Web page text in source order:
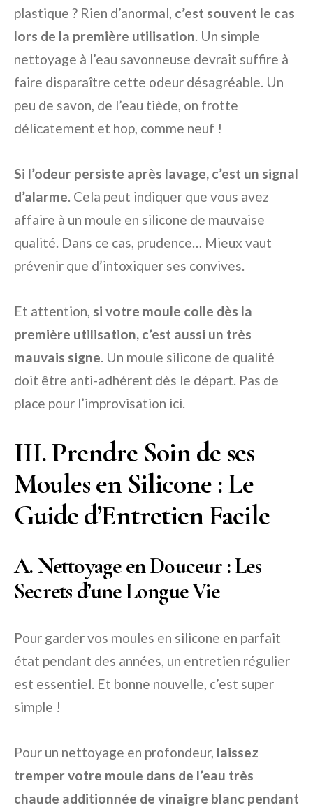
plastique ? Rien d’anormal, c’est souvent le cas
lors de la première utilisation . Un simple
nettoyage à l’eau savonneuse devrait suffire à
faire disparaître cette odeur désagréable. Un
peu de savon, de l’eau tiède, on frotte
délicatement et hop, comme neuf !
Si l’odeur persiste après lavage, c’est un signal
d’alarme . Cela peut indiquer que vous avez
affaire à un moule en silicone de mauvaise
qualité. Dans ce cas, prudence… Mieux vaut
prévenir que d’intoxiquer ses convives.
Et attention, si votre moule colle dès la
première utilisation, c’est aussi un très
mauvais signe . Un moule silicone de qualité
doit être anti-adhérent dès le départ. Pas de
place pour l’improvisation ici.
III. Prendre Soin de ses
Moules en Silicone : Le
Guide d’Entretien Facile
A. Nettoyage en Douceur : Les
Secrets d’une Longue Vie
Pour garder vos moules en silicone en parfait
état pendant des années, un entretien régulier
est essentiel. Et bonne nouvelle, c’est super
simple !
Pour un nettoyage en profondeur, laissez
tremper votre moule dans de l’eau très
chaude additionnée de vinaigre blanc pendant